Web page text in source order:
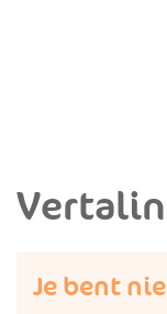
Je bent